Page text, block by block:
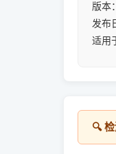
版本
发布
适用
🔍